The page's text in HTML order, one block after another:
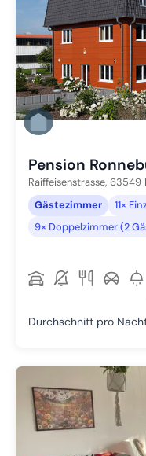
Pension
Raiffeisenstrasse, 63549
Gästezimmer
11×
9× Doppelzimmer (2
Durchschnitt pro